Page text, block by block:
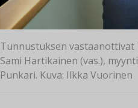
Tunnustuksen
Sami Hartikainen (vas.),
Punkari. Kuva: Ilkka Vuorinen